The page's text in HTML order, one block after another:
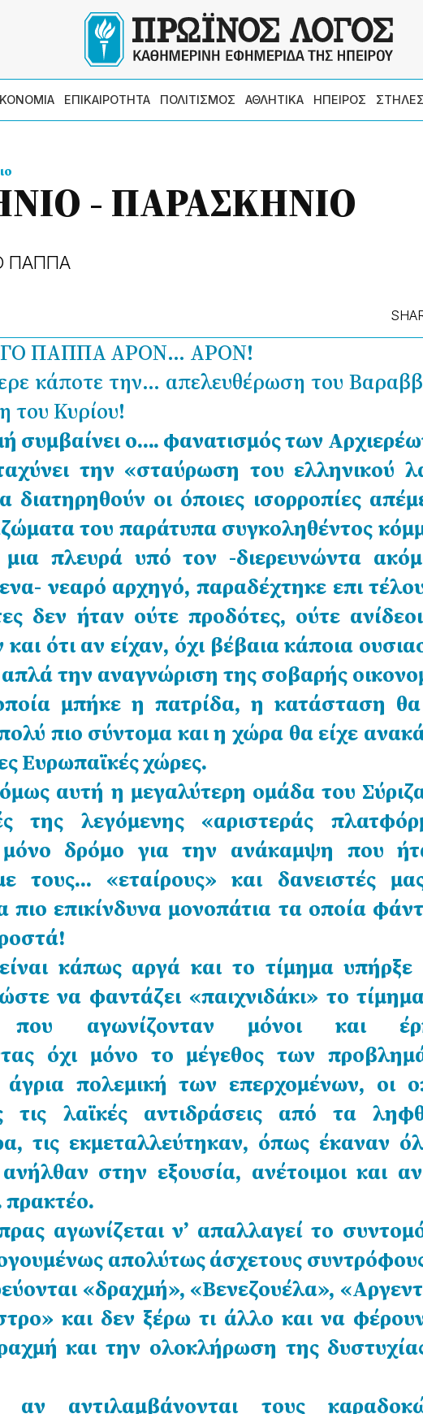
ΕΠΙΚΑΙΡΟΤΗΤΑ ΠΟΛΙΤΙΣΜΟΣ ΑΘΛΗΤΙΚΑ ΗΠΕΙΡΟΣ ΣΤΗΛΕΣ
- ΠΑΡΑΣΚΗΝΙΟ
ΠΑΠΠΑ
ΠΑΠΠΑΑΡΟΝ… ΑΡΟΝ!
κάποτε την… απελευθέρωση του
Κυρίου!
συμβαίνει ο…. φανατισμός των
την «σταύρωση του ελληνικού
διατηρηθούν οι όποιες ισορροπίες
του παράτυπα συγκοληθέντος
πλευρά υπό τον -διερευνώντα
νεαρό αρχηγό, παραδέχτηκε επι
δεν ήταν ούτε προδότες, ούτε
ότι αν είχαν, όχι βέβαια κάποια
την αναγνώριση της σοβαρής
μπήκε η πατρίδα, η κατάσταση θα
πιο σύντομα και η χώρα θα είχε
Ευρωπαϊκές χώρες.
αυτή η μεγαλύτερη ομάδα του
της λεγόμενης «αριστεράς
δρόμο για την ανάκαμψη που
τους… «εταίρους» και δανειστές
πιο επικίνδυνα μονοπάτια τα οποία
κάπως αργά και το τίμημα υπήρξε
να φαντάζει «παιχνιδάκι» το
που αγωνίζονταν μόνοι και
όχι μόνο το μέγεθος των
πολεμική των επερχομένων, οι
τις λαϊκές αντιδράσεις από τα
τις εκμεταλλεύτηκαν, όπως έκαναν
στην εξουσία, ανέτοιμοι και
πρακτέο.
αγωνίζεται ν’ απαλλαγεί το
απολύτως άσχετους
«δραχμή», «Βενεζουέλα»,
και δεν ξέρω τι άλλο και να
και την ολοκλήρωση της
αντιλαμβάνονται τους